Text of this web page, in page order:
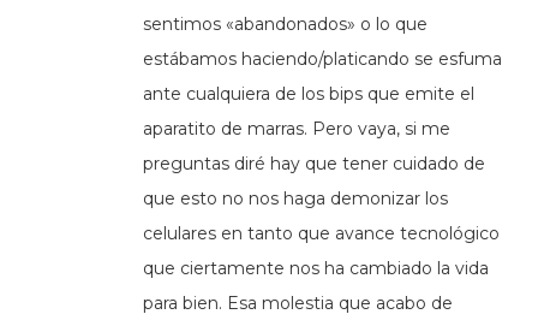
sentimos «abandonados» o lo que
estábamos haciendo/platicando se esfuma
ante cualquiera de los bips que emite el
aparatito de marras. Pero vaya, si me
preguntas diré hay que tener cuidado de
que esto no nos haga demonizar los
celulares en tanto que avance tecnológico
que ciertamente nos ha cambiado la vida
para bien. Esa molestia que acabo de